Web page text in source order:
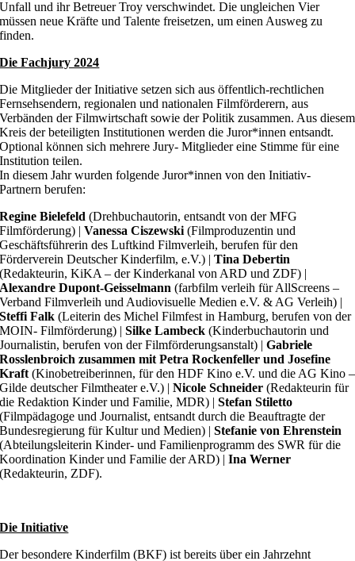
Unfall und ihr Betreuer Troy verschwindet. Die ungleichen Vier
müssen neue Kräfte und Talente freisetzen, um einen Ausweg zu
finden.
Die Fachjury 2024
Die Mitglieder der Initiative setzen sich aus öffentlich-rechtlichen
Fernsehsendern, regionalen und nationalen Filmförderern, aus
Verbänden der Filmwirtschaft sowie der Politik zusammen. Aus diesem
Kreis der beteiligten Institutionen werden die Juror*innen entsandt.
Optional können sich mehrere Jury- Mitglieder eine Stimme für eine
Institution teilen.
In diesem Jahr wurden folgende Juror*innen von den Initiativ-
Partnern berufen:
Regine Bielefeld (Drehbuchautorin, entsandt von der MFG
Filmförderung) | Vanessa Ciszewski(Filmproduzentin und
Geschäftsführerin des Luftkind Filmverleih, berufen für den
Förderverein Deutscher Kinderfilm, e.V.) |Tina Debertin
(Redakteurin, KiKA – der Kinderkanal von ARD und ZDF) |
Alexandre Dupont-Geisselmann (farbfilm verleih für AllScreens –
Verband Filmverleih und Audiovisuelle Medien e.V. & AG Verleih) |
Steffi Falk (Leiterin des Michel Filmfest in Hamburg, berufen von der
MOIN- Filmförderung) | Silke Lambeck (Kinderbuchautorin und
Journalistin, berufen von der Filmförderungsanstalt) |Gabriele
Rosslenbroich zusammen mit Petra Rockenfeller und Josefine
Kraft(Kinobetreiberinnen, für den HDF Kino e.V. und die AG Kino –
Gilde deutscher Filmtheater e.V.) | Nicole Schneider (Redakteurin für
die Redaktion Kinder und Familie, MDR) |Stefan Stiletto
(Filmpädagoge und Journalist, entsandt durch die Beauftragte der
Bundesregierung für Kultur und Medien) |Stefanie von Ehrenstein
(Abteilungsleiterin Kinder- und Familienprogramm des SWR für die
Koordination Kinder und Familie der ARD) |Ina Werner
(Redakteurin, ZDF).
Die Initiative
Der besondere Kinderfilm (BKF) ist bereits über ein Jahrzehnt